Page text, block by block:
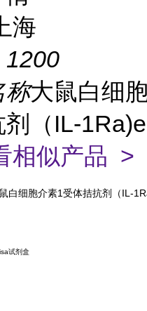
上海
1200
称大鼠白细
（IL-
相似产品 >
白细胞介素1受体拮抗剂（IL-
试剂盒